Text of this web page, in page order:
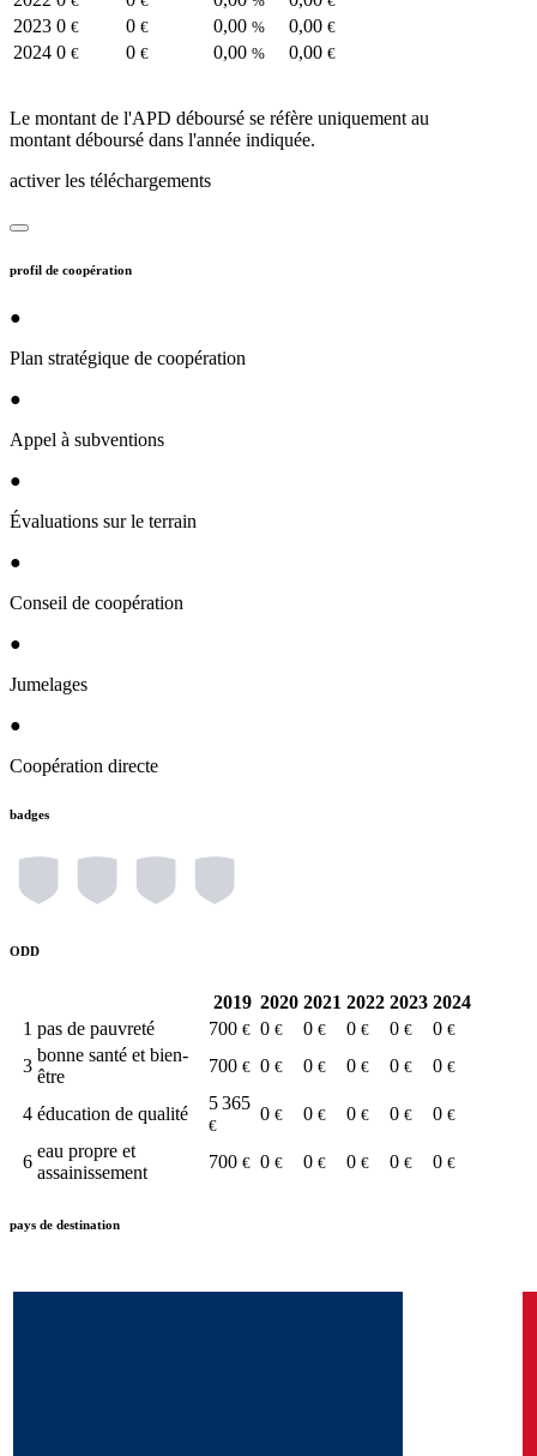
2023 0 € 0 € 0,00 % 0,00 €
2024 0 € 0 € 0,00 % 0,00 €
Le montant de l'APD déboursé se réfère uniquement au
montant déboursé dans l'année indiquée.
activer les téléchargements
profil de coopération
●
Plan stratégique de coopération
●
Appel à subventions
●
Évaluations sur le terrain
●
Conseil de coopération
●
Jumelages
●
Coopération directe
badges
ODD
2019 2020 2021 2022 2023 2024
1 pas de pauvreté 700 € 0 € 0 € 0 € 0 € 0 €
3
bonne santé et bien-
être
700 € 0 € 0 € 0 € 0 € 0 €
4 éducation de qualité
5 365
€
0 € 0 € 0 € 0 € 0 €
6
eau propre et
assainissement
700 € 0 € 0 € 0 € 0 € 0 €
pays de destination